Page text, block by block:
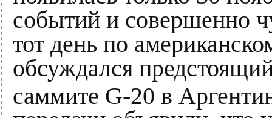
событий и совершенно
тот день по
обсуждался
саммите G-20 в